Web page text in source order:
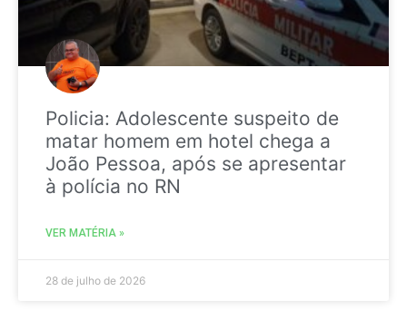
Policia: Adolescente suspeito de
matar homem em hotel chega a
João Pessoa, após se apresentar
à polícia no RN
VER MATÉRIA »
28 de julho de 2026